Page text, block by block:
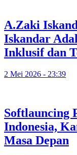
A.Zaki
Iskandar
Inklusif dan
2 Mei 2026 - 23:39
Softlauncing
Indonesia,
Masa Depan